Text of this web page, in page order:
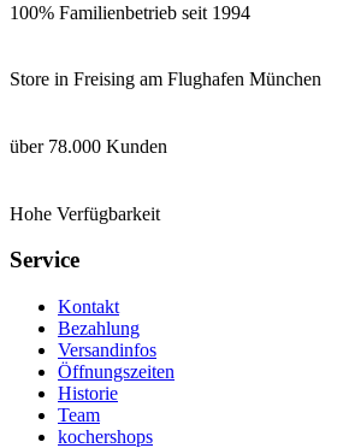
100% Familienbetrieb seit 1994
Store in Freising am Flughafen München
über 78.000 Kunden
Hohe Verfügbarkeit
Service
Kontakt
Bezahlung
Versandinfos
Öffnungszeiten
Historie
Team
kochershops